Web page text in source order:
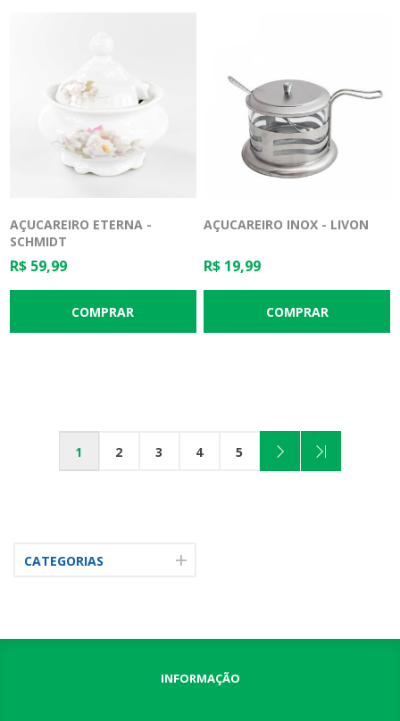
AÇUCAREIRO ETERNA -
SCHMIDT
R$ 59,99
AÇUCAREIRO INOX - LIVON
R$ 19,99
1 2 3 4 5
CATEGORIAS
INFORMAÇÃO